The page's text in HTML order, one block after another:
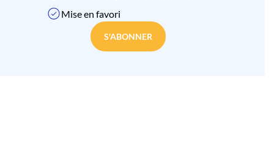
Mise en favori
S'ABONNER